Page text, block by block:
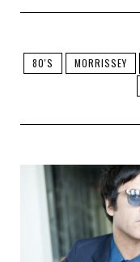
80'S MORRISSEY